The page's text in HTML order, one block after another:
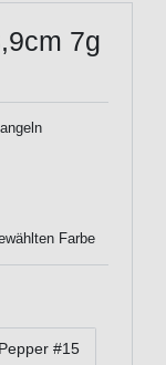
7g
Farbe
#15